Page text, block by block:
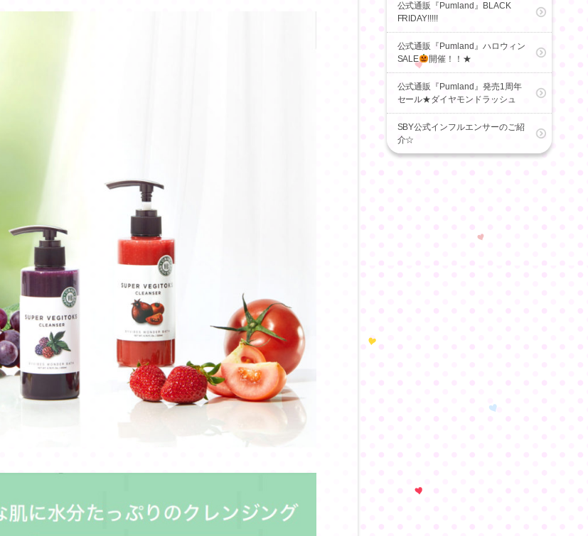
公式通販『Pumland』BLACK
FRIDAY!!!!!
公式通販『Pumland』ハロウィン
SALE
開催！！★
公式通販『Pumland』発売1周年
セール★ダイヤモンドラッシュ
SBY公式インフルエンサーのご紹
介☆